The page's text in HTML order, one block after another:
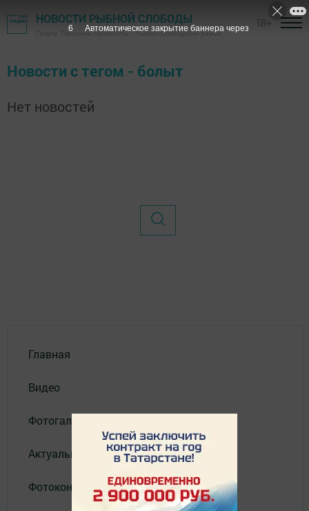
НОВОСТИ РЫБНОЙ СЛОБОДЫ
Газета "Сельские горизонты" - Рыбно-Слободский район
Новости с тегом - болыт
Нет новостей
Главная
Видео
Фотогалереи
Актуальное видео
Фотоконкурс
6 Автоматическое закрытие баннера через